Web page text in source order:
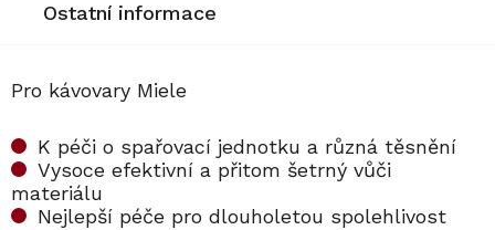
Ostatní informace
Pro kávovary Miele
K péči o spařovací jednotku a různá těsnění
Vysoce efektivní a přitom šetrný vůči
materiálu
Nejlepší péče pro dlouholetou spolehlivost